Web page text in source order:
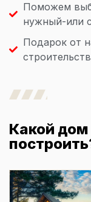
Поможем
нужный-или
Подарок от
Какой